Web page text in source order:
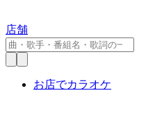
店舗
お店でカラオケ